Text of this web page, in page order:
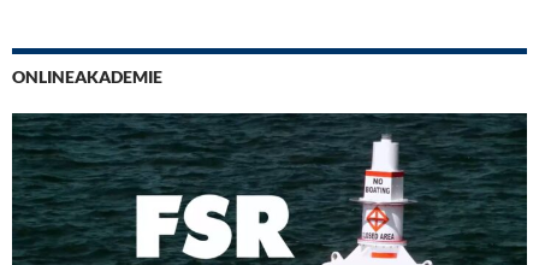
ONLINEAKADEMIE